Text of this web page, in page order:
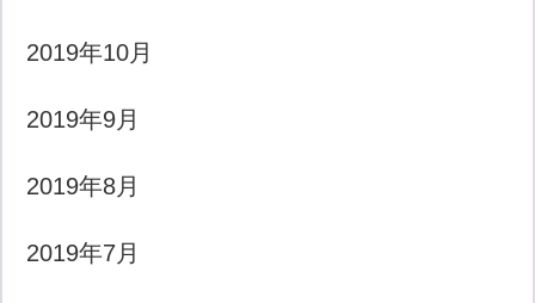
2019年10月
2019年9月
2019年8月
2019年7月